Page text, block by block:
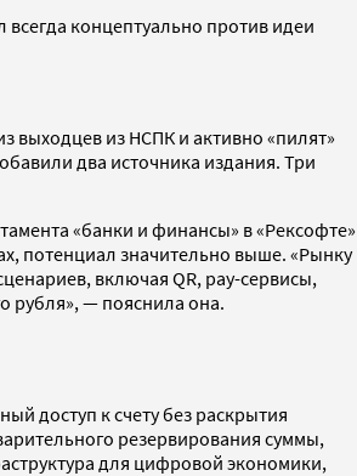
концептуально против идеи
выходцев из НСПК и активно «пилят»
два источника издания. Три
«банки и финансы» в «Рексофте»
потенциал значительно выше. «Рынку
включая QR, рау-сервисы,
рубля», — пояснила она.
доступ к счету без раскрытия
резервирования суммы,
для цифровой экономики,